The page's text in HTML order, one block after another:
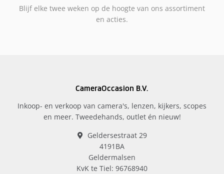
Blijf elke twee weken op de hoogte van ons assortiment
en acties.
CameraOccasion B.V.
Inkoop- en verkoop van camera's, lenzen, kijkers, scopes
en meer. Tweedehands, outlet én nieuw!
Geldersestraat 29
4191BA
Geldermalsen
KvK te Tiel: 96768940